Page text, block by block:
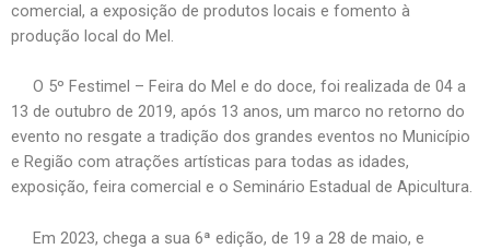
comercial, a exposição de produtos locais e fomento à
produção local do Mel.
O 5º Festimel – Feira do Mel e do doce, foi realizada de 04 a
13 de outubro de 2019, após 13 anos, um marco no retorno do
evento no resgate a tradição dos grandes eventos no Município
e Região com atrações artísticas para todas as idades,
exposição, feira comercial e o Seminário Estadual de Apicultura.
Em 2023, chega a sua 6ª edição, de 19 a 28 de maio, e